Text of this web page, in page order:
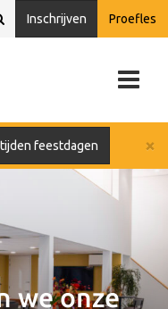
Inschrijven Proefles
×
feestdagen
we onze